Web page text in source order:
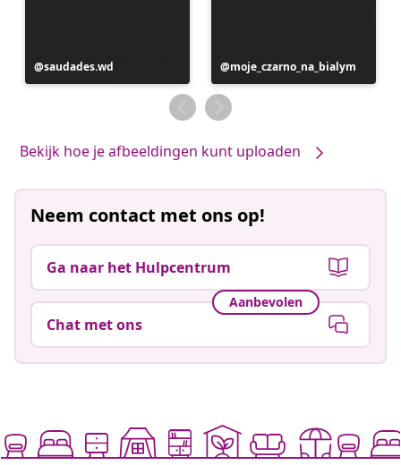
Bericht
gepubliceerd
saudades.wd
Bericht
gepubliceerd
door
moje_czarno_na_bialym
Bekijk hoe je afbeeldingen kunt uploaden
Neem contact met ons op!
Ga naar het Hulpcentrum
Aanbevolen
Chat met ons